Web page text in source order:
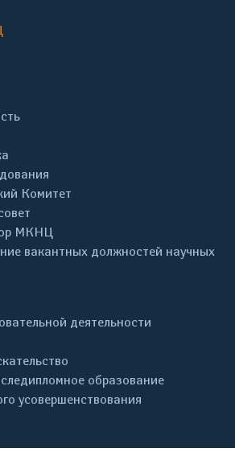
Комитет
МКНЦ
вакантных должностей научных
деятельности
образование
усовершенствования